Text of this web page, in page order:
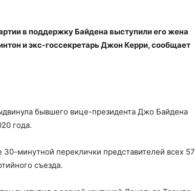
в поддержку Байдена выступили его жена
и экс-госсекретарь Джон Керри, сообщает
бывшего вице-президента Джо Байдена
года.
минутной переклички представителей всех 57
съезда.